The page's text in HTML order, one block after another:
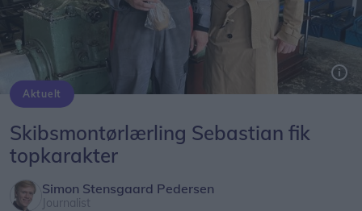
Aktuelt
Skibsmontørlærling Sebastian fik
topkarakter
Simon Stensgaard Pedersen
Journalist